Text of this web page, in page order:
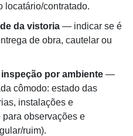
locatário/contratado.
da vistoria — indicar se é
de obra, cautelar ou
por ambiente —
cômodo: estado das
instalações e
observações e
ruim).